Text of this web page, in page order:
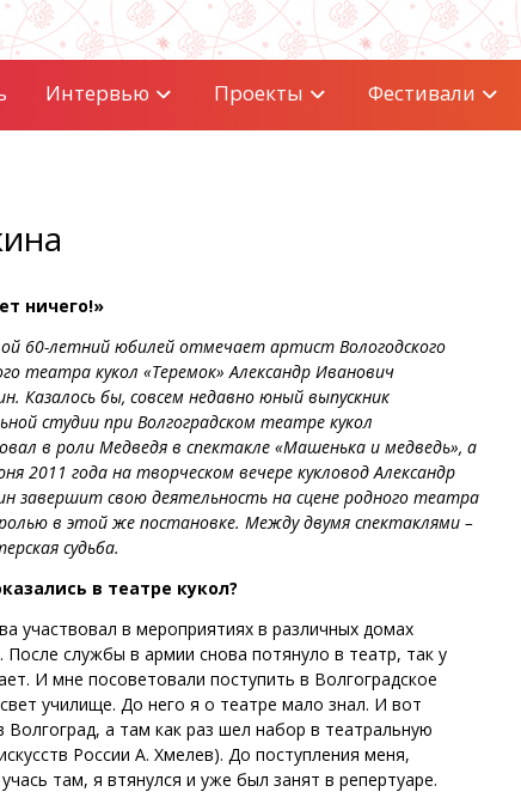
Интервью Проекты Фестивали
ничего!»
60-летний юбилей отмечает артист Вологодского
театра кукол «Теремок» Александр Иванович
Казалось бы, совсем недавно юный выпускник
студии при Волгоградском театре кукол
в роли Медведя в спектакле «Машенька и медведь», а
2011 года на творческом вечере кукловод Александр
завершит свою деятельность на сцене родного театра
в этой же постановке. Между двумя спектаклями –
судьба.
в театре кукол?
участвовал в мероприятиях в различных домах
После службы в армии снова потянуло в театр, так у
И мне посоветовали поступить в Волгоградское
училище. До него я о театре мало знал. И вот
Волгоград, а там как раз шел набор в театральную
России А. Хмелев). До поступления меня,
там, я втянулся и уже был занят в репертуаре.